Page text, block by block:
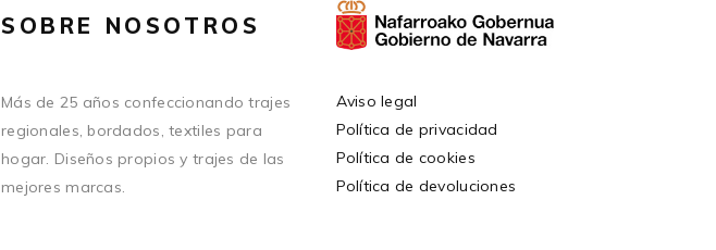
SOBRE NOSOTROS
Más de 25 años confeccionando trajes
regionales, bordados, textiles para
hogar. Diseños propios y trajes de las
mejores marcas.
Aviso legal
Política de privacidad
Política de cookies
Política de devoluciones